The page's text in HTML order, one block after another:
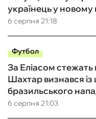
6 серпня 21:18
українець у новому
Футбол
6 серпня 21:03
За Еліасом
Шахтар визнався із
бразильського